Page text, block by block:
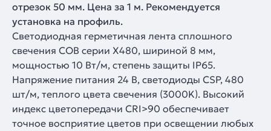
отрезок 50 мм. Цена за 1 м. Рекомендуется
установка на профиль.
Светодиодная герметичная лента сплошного
свечения COB серии X480, шириной 8 мм,
мощностью 10 Вт/м, степень защиты IP65.
Напряжение питания 24 В, светодиоды CSP, 480
шт/м, теплого цвета свечения (3000K). Высокий
индекс цветопередачи CRI>90 обеспечивает
точное восприятие цветов при освещении любых